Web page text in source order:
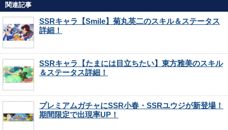
関連記事
SSRキャラ【Smile】菊丸英二のスキル＆ステータス
詳細！
SSRキャラ【たまには目立ちたい】東方雅美のスキル
＆ステータス詳細！
プレミアムガチャにSSR小春・SSRユウジが新登場！
期間限定で出現率UP！